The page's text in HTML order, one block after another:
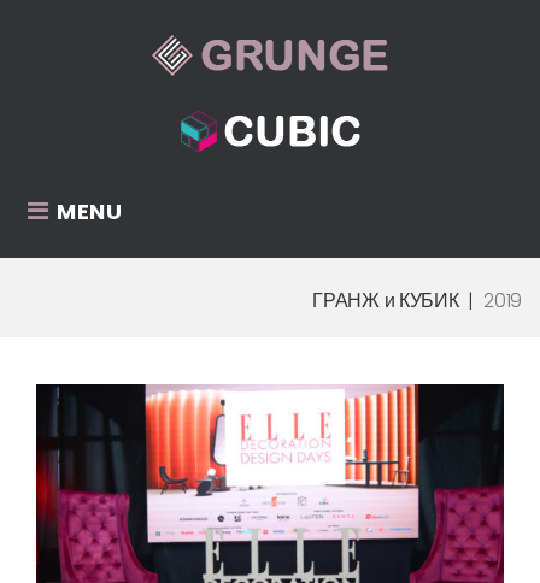
MENU
ГРАНЖ и КУБИК | 2019
Год:
2019